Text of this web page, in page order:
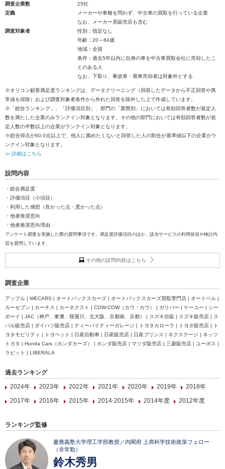
調査企業数
25社
定義
メーカーや車種を問わず、中古車の買取を行っている企業
なお、メーカー系販売店も含む
調査対象者
性別：指定なし
年齢：20～84歳
地域：全国
条件：過去5年以内に自身の車を中古車買取会社に売却したこ
とのある人
なお、下取り、事故車・廃車売却者は対象外とする
※オリコン顧客満足度ランキングは、データクリーニング（回収したデータから不正回答や異
常値を排除）および調査対象者条件から外れた回答を除外した上で作成しています。
※「総合ランキング」、「評価項目別」、部門の「業態別」においては有効回答者数が規定人
数を満たした企業のみランクイン対象となります。その他の部門においては有効回答者数が規
定人数の半数以上の企業がランクイン対象となります。
※総合得点が60.0点以上で、他人に薦めたくないと回答した人の割合が基準値以下の企業がラ
ンクイン対象となります。
≫ 詳細はこちら
設問内容
・総合満足度
・評価項目（小項目）
・利用した感想（良かった点・悪かった点）
・他者推奨意向
・他者推奨意向理由
アンケート調査を実施した際の質問事項です。満足度評価項目のほか、該当サービスの利用状況や検討内
容を質問しています。
その他の設問内容はこちら
調査企業
アップル | WECARS | オートバックスカーズ | オートバックスカーズ買取専門店 | オートベル |
カーセブン | カーチス | カーネクスト | COW-COW（カウ・カウ） | ガリバー | ケーユー | シー
ボーイ | JAC（神戸、東灘、寝屋川、北大阪、京都南、京都） | スズキ自販 | スズキ販売店 | ス
バル販売店 | ダイハツ販売店 | ティーバイティーガレージ | トヨタカローラ | トヨタ販売店 | ト
ヨタモビリティ | トヨペット | 日産自動車 | 日産販売店 | 日産プリンス | ネクステージ | ネッツ
トヨタ | Honda Cars（ホンダカーズ） | ホンダ販売店 | マツダ販売店 | 三菱販売店 | ユーポス |
ラビット | LIBERALA
過去ランキング
2024年
2023年 2022年 2021年 2020年 2019年
2018年
2017年
2016年 2015年 2014-2015年 2014年度 2012年度
ランキング監修
慶應義塾大学理工学部教授／内閣府 上席科学技術政策フェロー
（非常勤）
鈴木秀男